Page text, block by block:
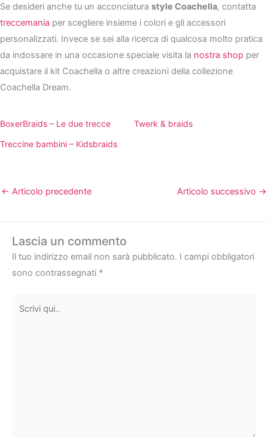
Se desideri anche tu un acconciatura style Coachella, contatta
treccemania per scegliere insieme i colori e gli accessori
personalizzati. Invece se sei alla ricerca di qualcosa molto pratica
da indossare in una occasione speciale visita la nostra shop per
acquistare il kit Coachella o altre creazioni della collezione
Coachella Dream.
BoxerBraids – Le due trecce
Twerk & braids
Treccine bambini – Kidsbraids
← Articolo precedente Articolo successivo →
Lascia un commento
Il tuo indirizzo email non sarà pubblicato. I campi obbligatori
sono contrassegnati *